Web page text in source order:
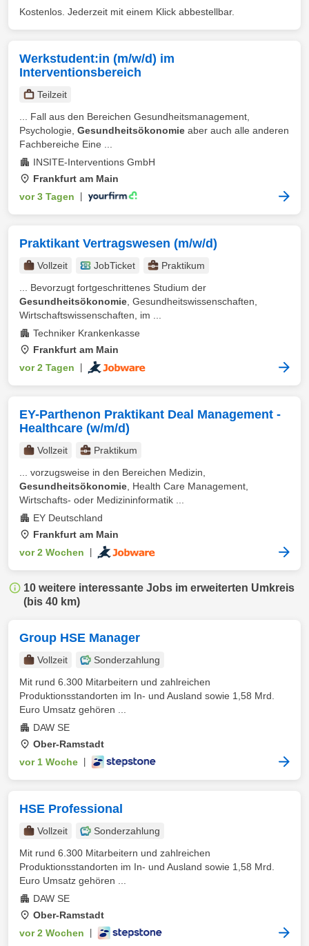
Kostenlos. Jederzeit mit einem Klick abbestellbar.
Werkstudent:in (m/w/d) im
Interventionsbereich
Teilzeit
... Fall aus den Bereichen Gesundheitsmanagement,
Psychologie, Gesundheitsökonomie aber auch alle anderen
Fachbereiche Eine ...
INSITE-Interventions GmbH
Frankfurt am Main
vor 3 Tagen
Praktikant Vertragswesen (m/w/d)
Vollzeit JobTicket
Praktikum
... Bevorzugt fortgeschrittenes Studium der
Gesundheitsökonomie , Gesundheitswissenschaften,
Wirtschaftswissenschaften, im ...
Techniker Krankenkasse
Frankfurt am Main
vor 2 Tagen
EY-Parthenon Praktikant Deal Management -
Healthcare (w/m/d)
Vollzeit
Praktikum
... vorzugsweise in den Bereichen Medizin,
Gesundheitsökonomie , Health Care Management,
Wirtschafts- oder Medizininformatik ...
EY Deutschland
Frankfurt am Main
vor 2 Wochen
10 weitere interessante Jobs im erweiterten Umkreis
(bis 40 km)
Group HSE Manager
Vollzeit
Sonderzahlung
Mit rund 6.300 Mitarbeitern und zahlreichen
Produktionsstandorten im In- und Ausland sowie 1,58 Mrd.
Euro Umsatz gehören ...
DAW SE
Ober-Ramstadt
vor 1 Woche
HSE Professional
Vollzeit
Sonderzahlung
Mit rund 6.300 Mitarbeitern und zahlreichen
Produktionsstandorten im In- und Ausland sowie 1,58 Mrd.
Euro Umsatz gehören ...
DAW SE
Ober-Ramstadt
vor 2 Wochen